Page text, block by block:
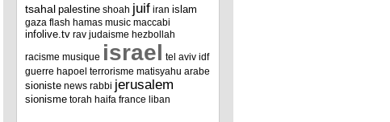
tsahal palestine shoah juif iran islam
gaza flash hamas music maccabi
infolive.tv rav judaisme hezbollah
racisme musique israel tel aviv idf
guerre hapoel terrorisme matisyahu arabe
sioniste news rabbi jerusalem
sionisme torah haifa france liban